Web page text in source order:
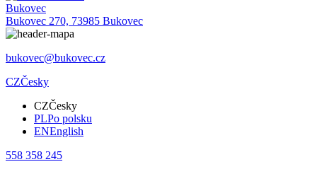
Bukovec
Bukovec 270, 73985 Bukovec
bukovec@bukovec.cz
CZČesky
CZČesky
PLPo polsku
ENEnglish
558 358 245